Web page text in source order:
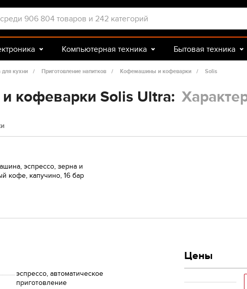
Компьютерная техника Бытовая техника
Досуг и подарки Зоотовары
для кухни Приготовление напитков Кофемашины и кофеварки Solis
кофеварки Solis Ultra:
эспрессо, зерна и
кофе, капучино, 16 бар
эспрессо, автоматическое
приготовление
Цены